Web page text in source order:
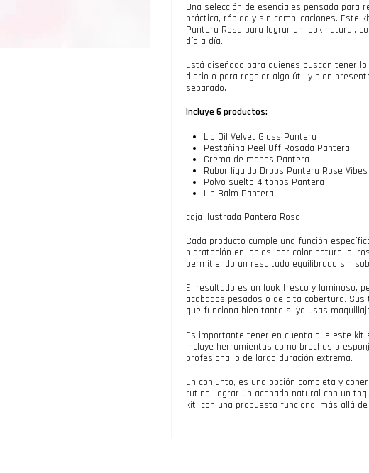
Una selección de esenciales pensada
práctica, rápida y sin complicaciones. Este
Pantera Rosa para lograr un look natural,
día a día.
Está diseñado para quienes buscan tener
diario o para regalar algo útil y bien
separado.
Incluye 6 productos:
Lip Oil Velvet Gloss Pantera
Pestañina Peel Off Rosada Pantera
Crema de manos Pantera
Rubor líquido Drops Pantera Rose Vibes
Polvo suelto 4 tonos Pantera
Lip Balm Pantera
caja ilustrada Pantera Rosa
Cada producto cumple una función
hidratación en labios, dar color natural al
permitiendo un resultado equilibrado sin
El resultado es un look fresco y luminoso,
acabados pesados o de alta cobertura.
que funciona bien tanto si ya usas
Es importante tener en cuenta que este kit
incluye herramientas como brochas o
profesional o de larga duración extrema.
En conjunto, es una opción completa y
rutina, lograr un acabado natural con un
kit, con una propuesta funcional más allá